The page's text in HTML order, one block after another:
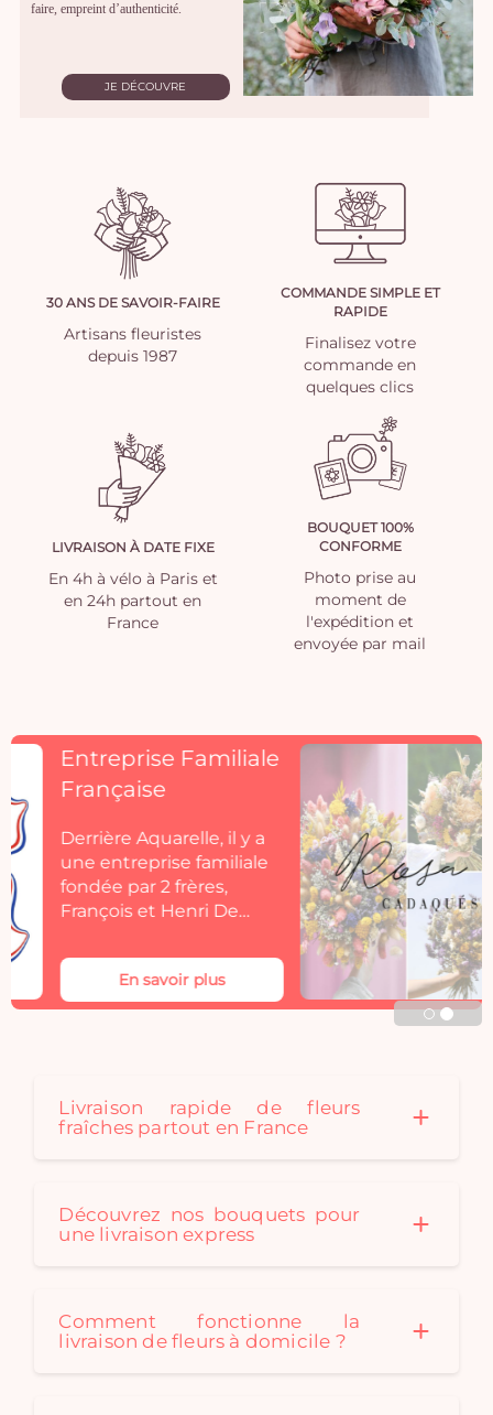
faire, empreint d’authenticité.
JE DÉCOUVRE
30 ANS DE SAVOIR-FAIRE
Artisans fleuristes
depuis 1987
COMMANDE SIMPLE ET
RAPIDE
Finalisez votre
commande en
quelques clics
LIVRAISON À DATE FIXE
En 4h à vélo à Paris et
en 24h partout en
France
BOUQUET 100%
CONFORME
Photo prise au
moment de
l'expédition et
envoyée par mail
Découvrez
Rosacadaques
Découvrez la collection
de fleurs séchées
Aquarelle by
Rosacadaques.
Les bouquets de fleurs
séchées Rosa Cadaqués
s'invitent dans votre
décoration. Rosa
Cadaques créé au fil des
pour convenir à tous les
styles de décoration. Un
écologique !
En savoir plus
Livraison rapide de fleurs
fraîches partout en France
Découvrez nos bouquets pour
une livraison express
Comment fonctionne la
livraison de fleurs à domicile ?